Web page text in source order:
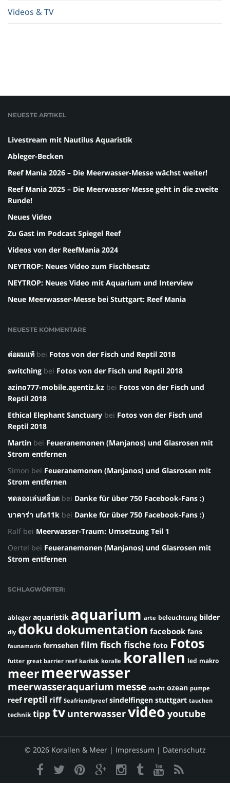
Videos & TV
NEUESTE ARTIKEL
Livestream mit Nautilus Aquaristik
Ableger-Becken
Reef Mania 2026 – Die Meerwasser-Messe wächst weiter!
Reef Mania 2025 – Die Meerwasser-Messe geht in die zweite
Runde!
Neues Video
Zu Gast im Podcast Spiegel Reef
Videos von der ReefMania 2024
NEYTROP: Neues Video zum Fischbesatz
NEYTROP: Neues Video mit Aquarium und Interview
Neue Meerwasser-Messe bei Stuttgart: Reef Mania
NEUESTE KOMMENTARE
ต่อผมแท้ bei Fotos von der Fisch und Reptil 2018
switching bei Fotos von der Fisch und Reptil 2018
azino777-mobile.agentiz.kz bei Fotos von der Fisch und
Reptil 2018
Ethical Elephant Sanctuary bei Fotos von der Fisch und
Reptil 2018
Martin bei Feueranemonen (Manjanos) und Glasrosen mit
Strom entfernen
Simon bei Feueranemonen (Manjanos) und Glasrosen mit
Strom entfernen
ทดลองเล่นสล็อต bei Danke für über 750 Facebook-Fans :)
บาคาร่า ufa11k bei Danke für über 750 Facebook-Fans :)
Ralf bei Meerwasser-Traum: Umsetzung Teil 1
Oertel bei Feueranemonen (Manjanos) und Glasrosen mit
Strom entfernen
SCHLAGWÖRTER:
ableger aquaristik aquarium arte beleuchtung bilder
diy doku dokumentation facebook fans
faunamarin fernsehen film fisch fische foto Fotos
futter great barrier reef karibik koralle korallen led makro
meermeerwasser
meerwasseraquarium messe nacht ozean pumpe
reef reptil riff Seafriendlyreef sindelfingen stuttgart tauchen
technik tipp tv unterwasservideo youtube
© 2026 Korallen & Meer | Impressum | Datenschutz